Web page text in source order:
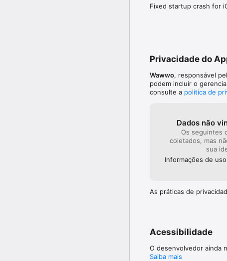
Fixed startup crash for
Privacidade do
Wawwo, responsável
podem incluir o
consulte a política de
Dados não
Os seguintes
coletados, mas
sua
Informações de uso
As práticas de
Acessibilidade
O desenvolvedor ainda
Saiba mais